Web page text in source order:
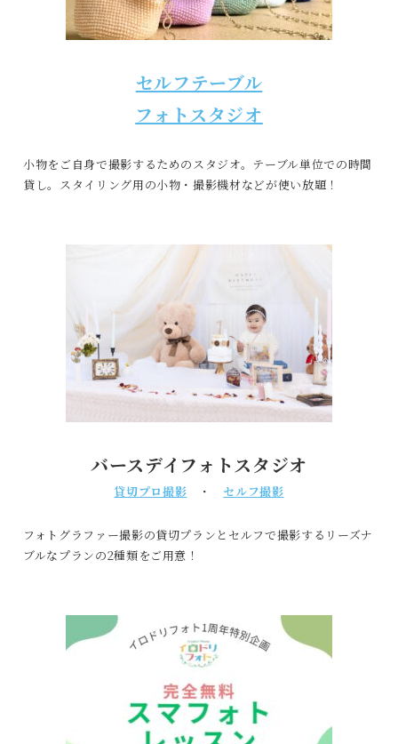
セルフテーブル
フォトスタジオ
小物をご自身で撮影するためのスタジオ。テーブル単位での時間
貸し。スタイリング用の小物・撮影機材などが使い放題！
バースデイフォトスタジオ
貸切プロ撮影 ・ セルフ撮影
フォトグラファー撮影の貸切プランとセルフで撮影するリーズナ
ブルなプランの2種類をご用意！